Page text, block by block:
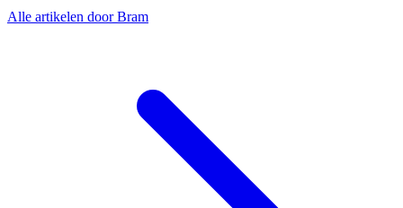
Alle artikelen door Bram